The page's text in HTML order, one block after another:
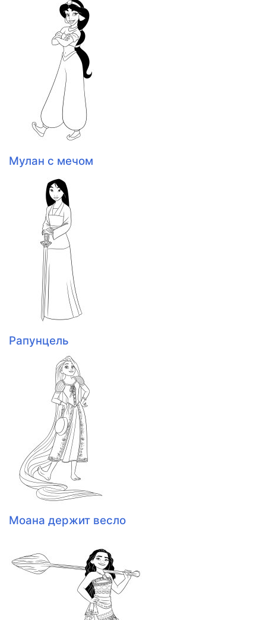
Мулан с мечом
Рапунцель
Моана держит весло